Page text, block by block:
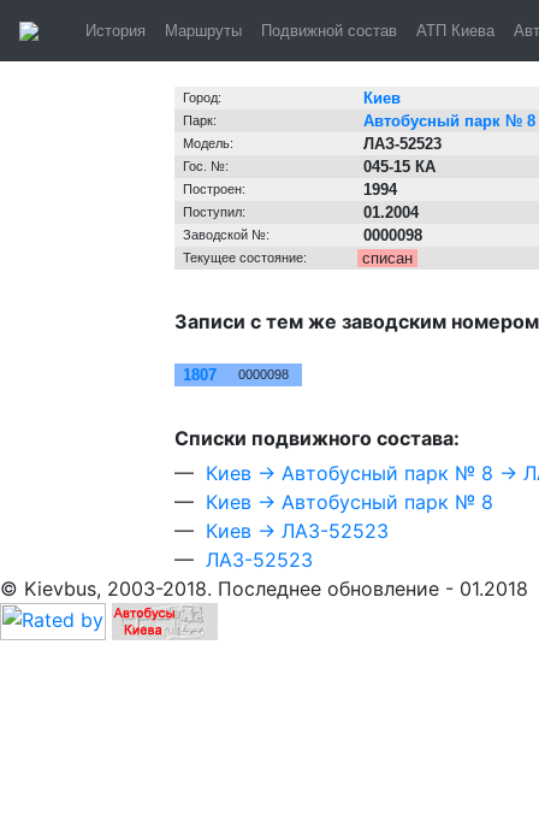
История Маршруты Подвижной состав АТП Киева
Киев,
Город:
Киев
Парк: Автобусный парк № 8
Модель: ЛАЗ-52523
Гос. №: 045-15 КА
Построен: 1994
Поступил: 01.2004
Заводской №: 0000098
Текущее состояние: списан
Записи с тем же заводским
1807 0000098
Cписки подвижного состава:
— Киев → Автобусный парк № 8 →
— Киев → Автобусный парк № 8
— Киев → ЛАЗ-52523
— ЛАЗ-52523
© Kievbus, 2003-2018. Последнее обновление - 01.2018